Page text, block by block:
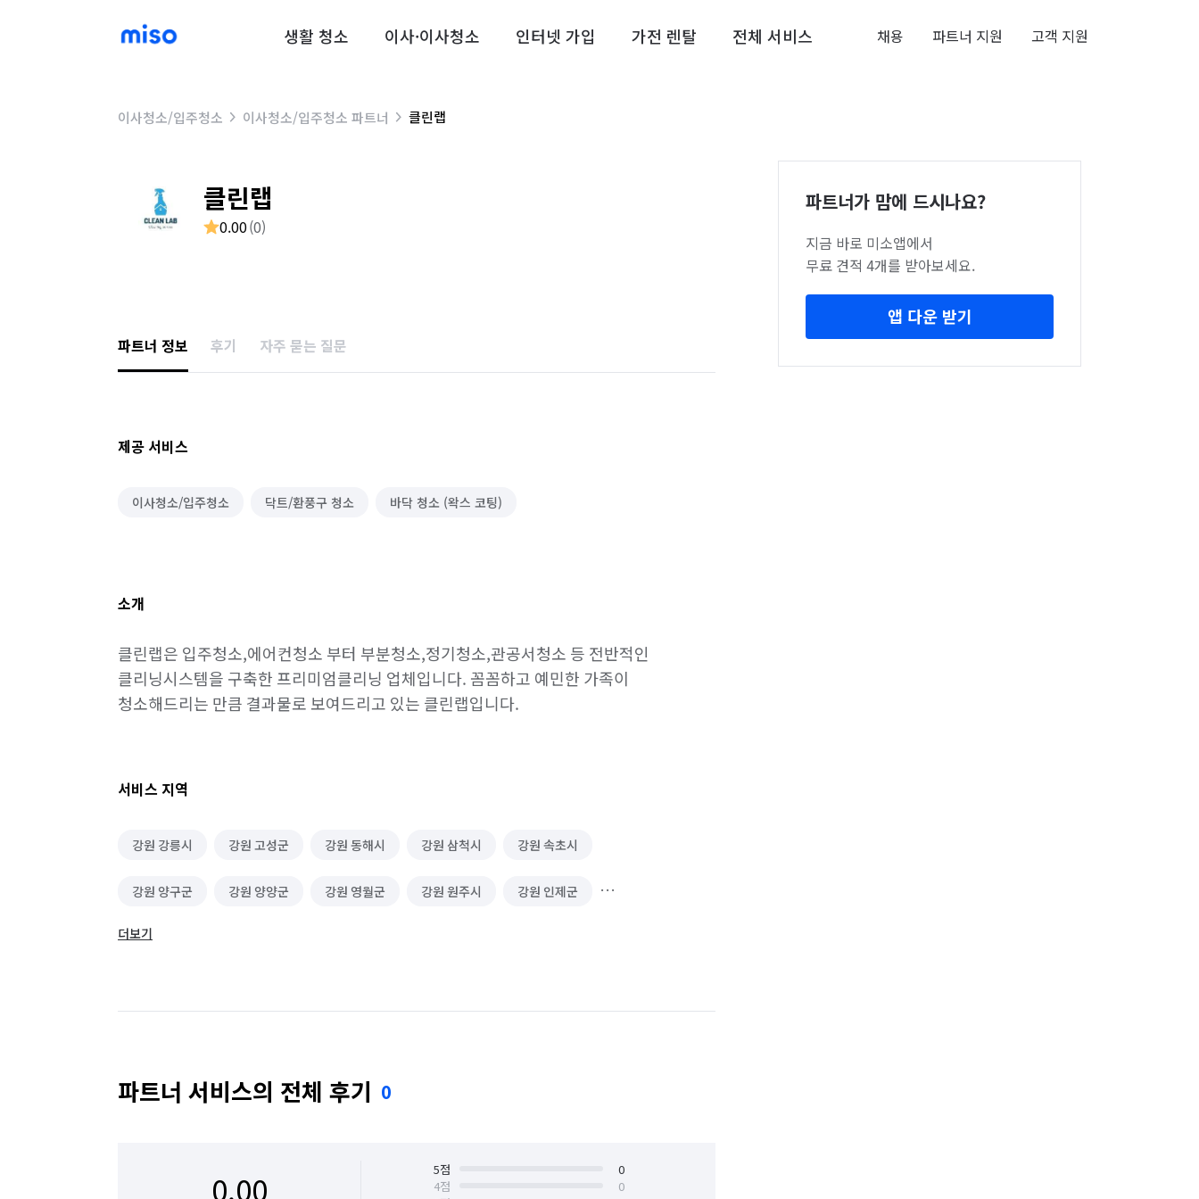
생활 청소 이사·이사청소 인터넷 가입 가전 렌탈 전체 서비스 채용 파트너 지원 고객 지원
이사청소/입주청소 이사청소/입주청소 파트너 클린랩
클린랩
0.00(0)
파트너 정보 후기 자주 묻는 질문
제공 서비스
이사청소/입주청소 닥트/환풍구 청소 바닥 청소 (왁스 코팅)
소개
클린랩은 입주청소,에어컨청소 부터 부분청소,정기청소,관공서청소 등 전반적인
클리닝시스템을 구축한 프리미엄클리닝 업체입니다. 꼼꼼하고 예민한 가족이
청소해드리는 만큼 결과물로 보여드리고 있는 클린랩입니다.
서비스 지역
강원 강릉시 강원 고성군 강원 동해시 강원 삼척시 강원 속초시
강원 양구군 강원 양양군 강원 영월군 강원 원주시 강원 인제군
강원 정선군
더보기
파트너 서비스의 전체 후기 0
0.00 5점
0
4점
0
파트너가 맘에 드시나요?
지금 바로 미소앱에서
무료 견적 4개를 받아보세요.
앱 다운 받기